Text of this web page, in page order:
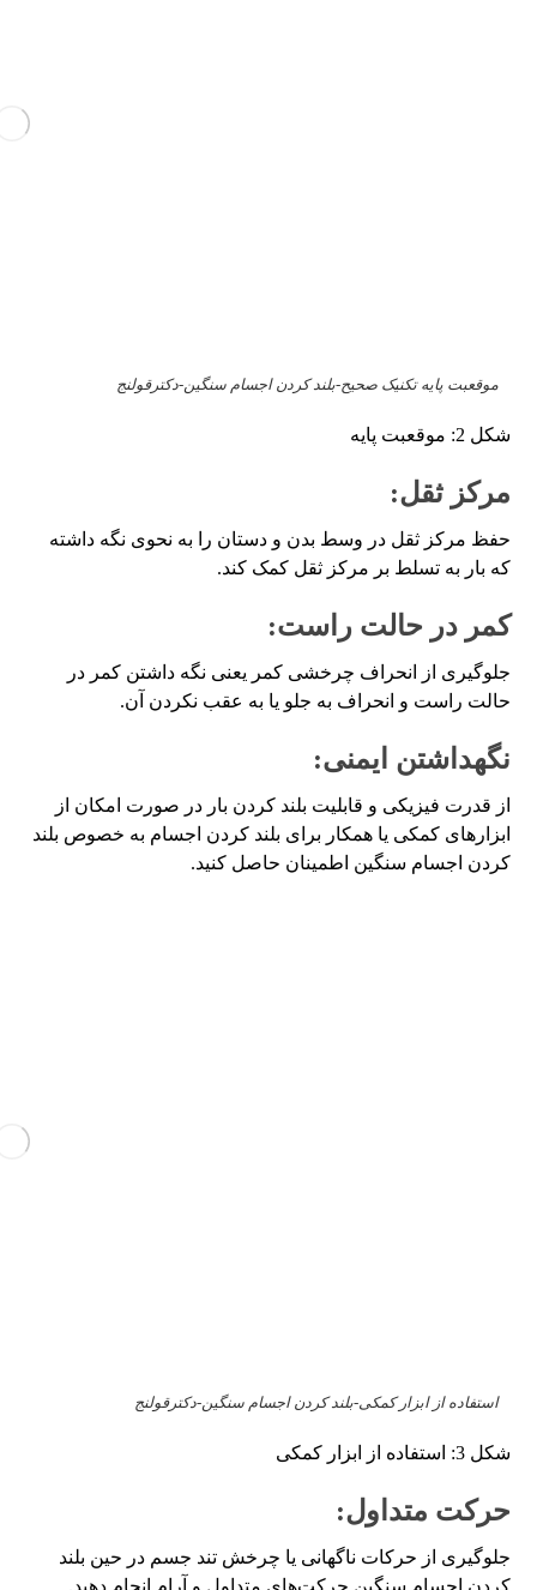
موقعبت پایه تکنیک صحیح-بلند کردن اجسام سنگین-دکترقولنج
شکل 2: موقعبت پایه
مرکز ثقل:
حفظ مرکز ثقل در وسط بدن و دستان را به نحوی نگه داشته
که بار به تسلط بر مرکز ثقل کمک کند.
کمر در حالت راست:
جلوگیری از انحراف چرخشی کمر یعنی نگه داشتن کمر در
حالت راست و انحراف به جلو یا به عقب نکردن آن.
نگهداشتن ایمنی:
از قدرت فیزیکی و قابلیت بلند کردن بار در صورت امکان از
ابزارهای کمکی یا همکار برای بلند کردن اجسام به خصوص بلند
کردن اجسام سنگین اطمینان حاصل کنید.
استفاده از ابزار کمکی-بلند کردن اجسام سنگین-دکترقولنج
شکل 3: استفاده از ابزار کمکی
حرکت متداول:
جلوگیری از حرکات ناگهانی یا چرخش تند جسم در حین بلند
کردن اجسام سنگین حرکت‌های متداول و آرام انجام دهید.